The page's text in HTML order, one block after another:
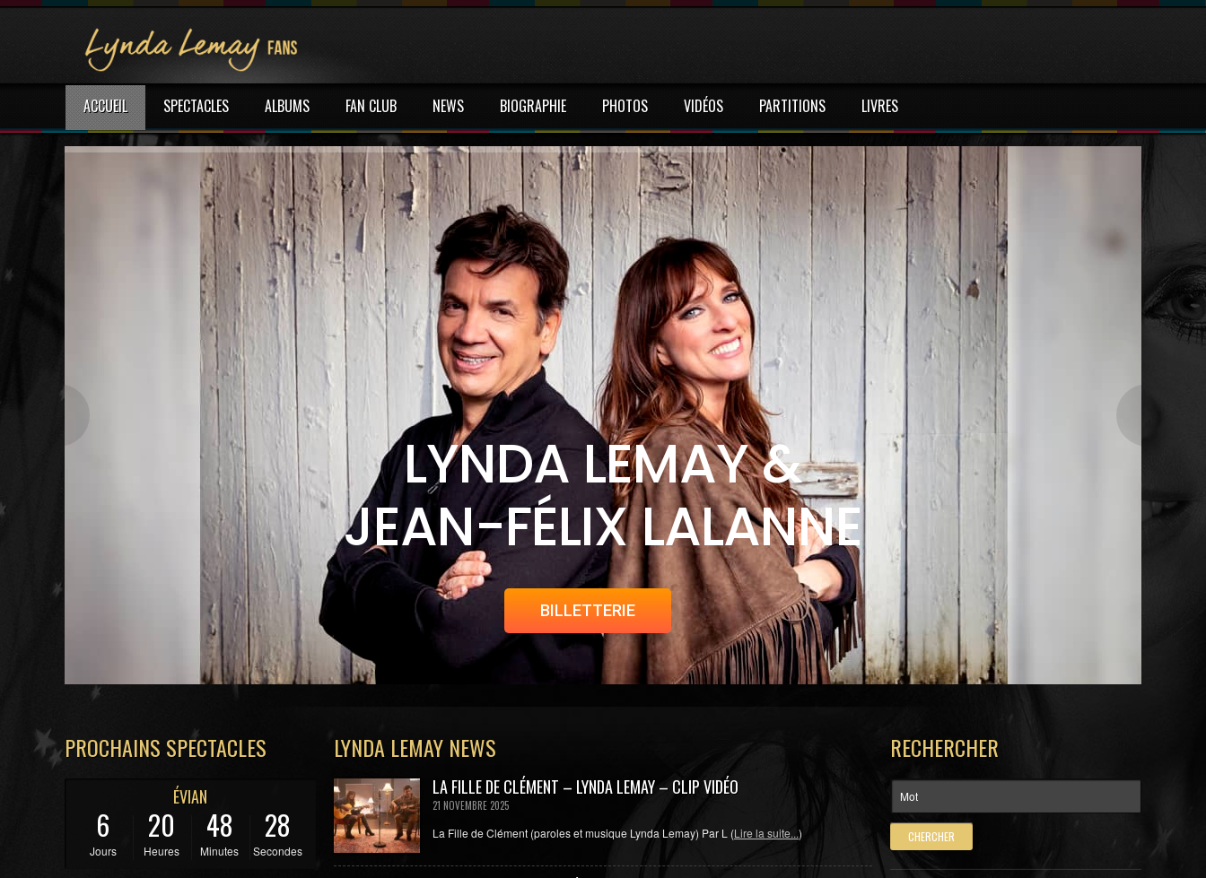
ACCUEIL SPECTACLES ALBUMS FAN CLUB NEWS BIOGRAPHIE PHOTOS VIDÉOS PARTITIONS LIVRES
LYNDA LEMAY &
JEAN-FÉLIX LALANNE
BILLETTERIE
PROCHAINS SPECTACLES
ÉVIAN
6
Jours
20
Heures
48
Minutes
27
Secondes
LYNDA LEMAY NEWS
LA FILLE DE CLÉMENT – LYNDA LEMAY – CLIP VIDÉO
21 NOVEMBRE 2025
La Fille de Clément (paroles et musique Lynda Lemay) Par L (Lire la suite...)
RECHERCHER